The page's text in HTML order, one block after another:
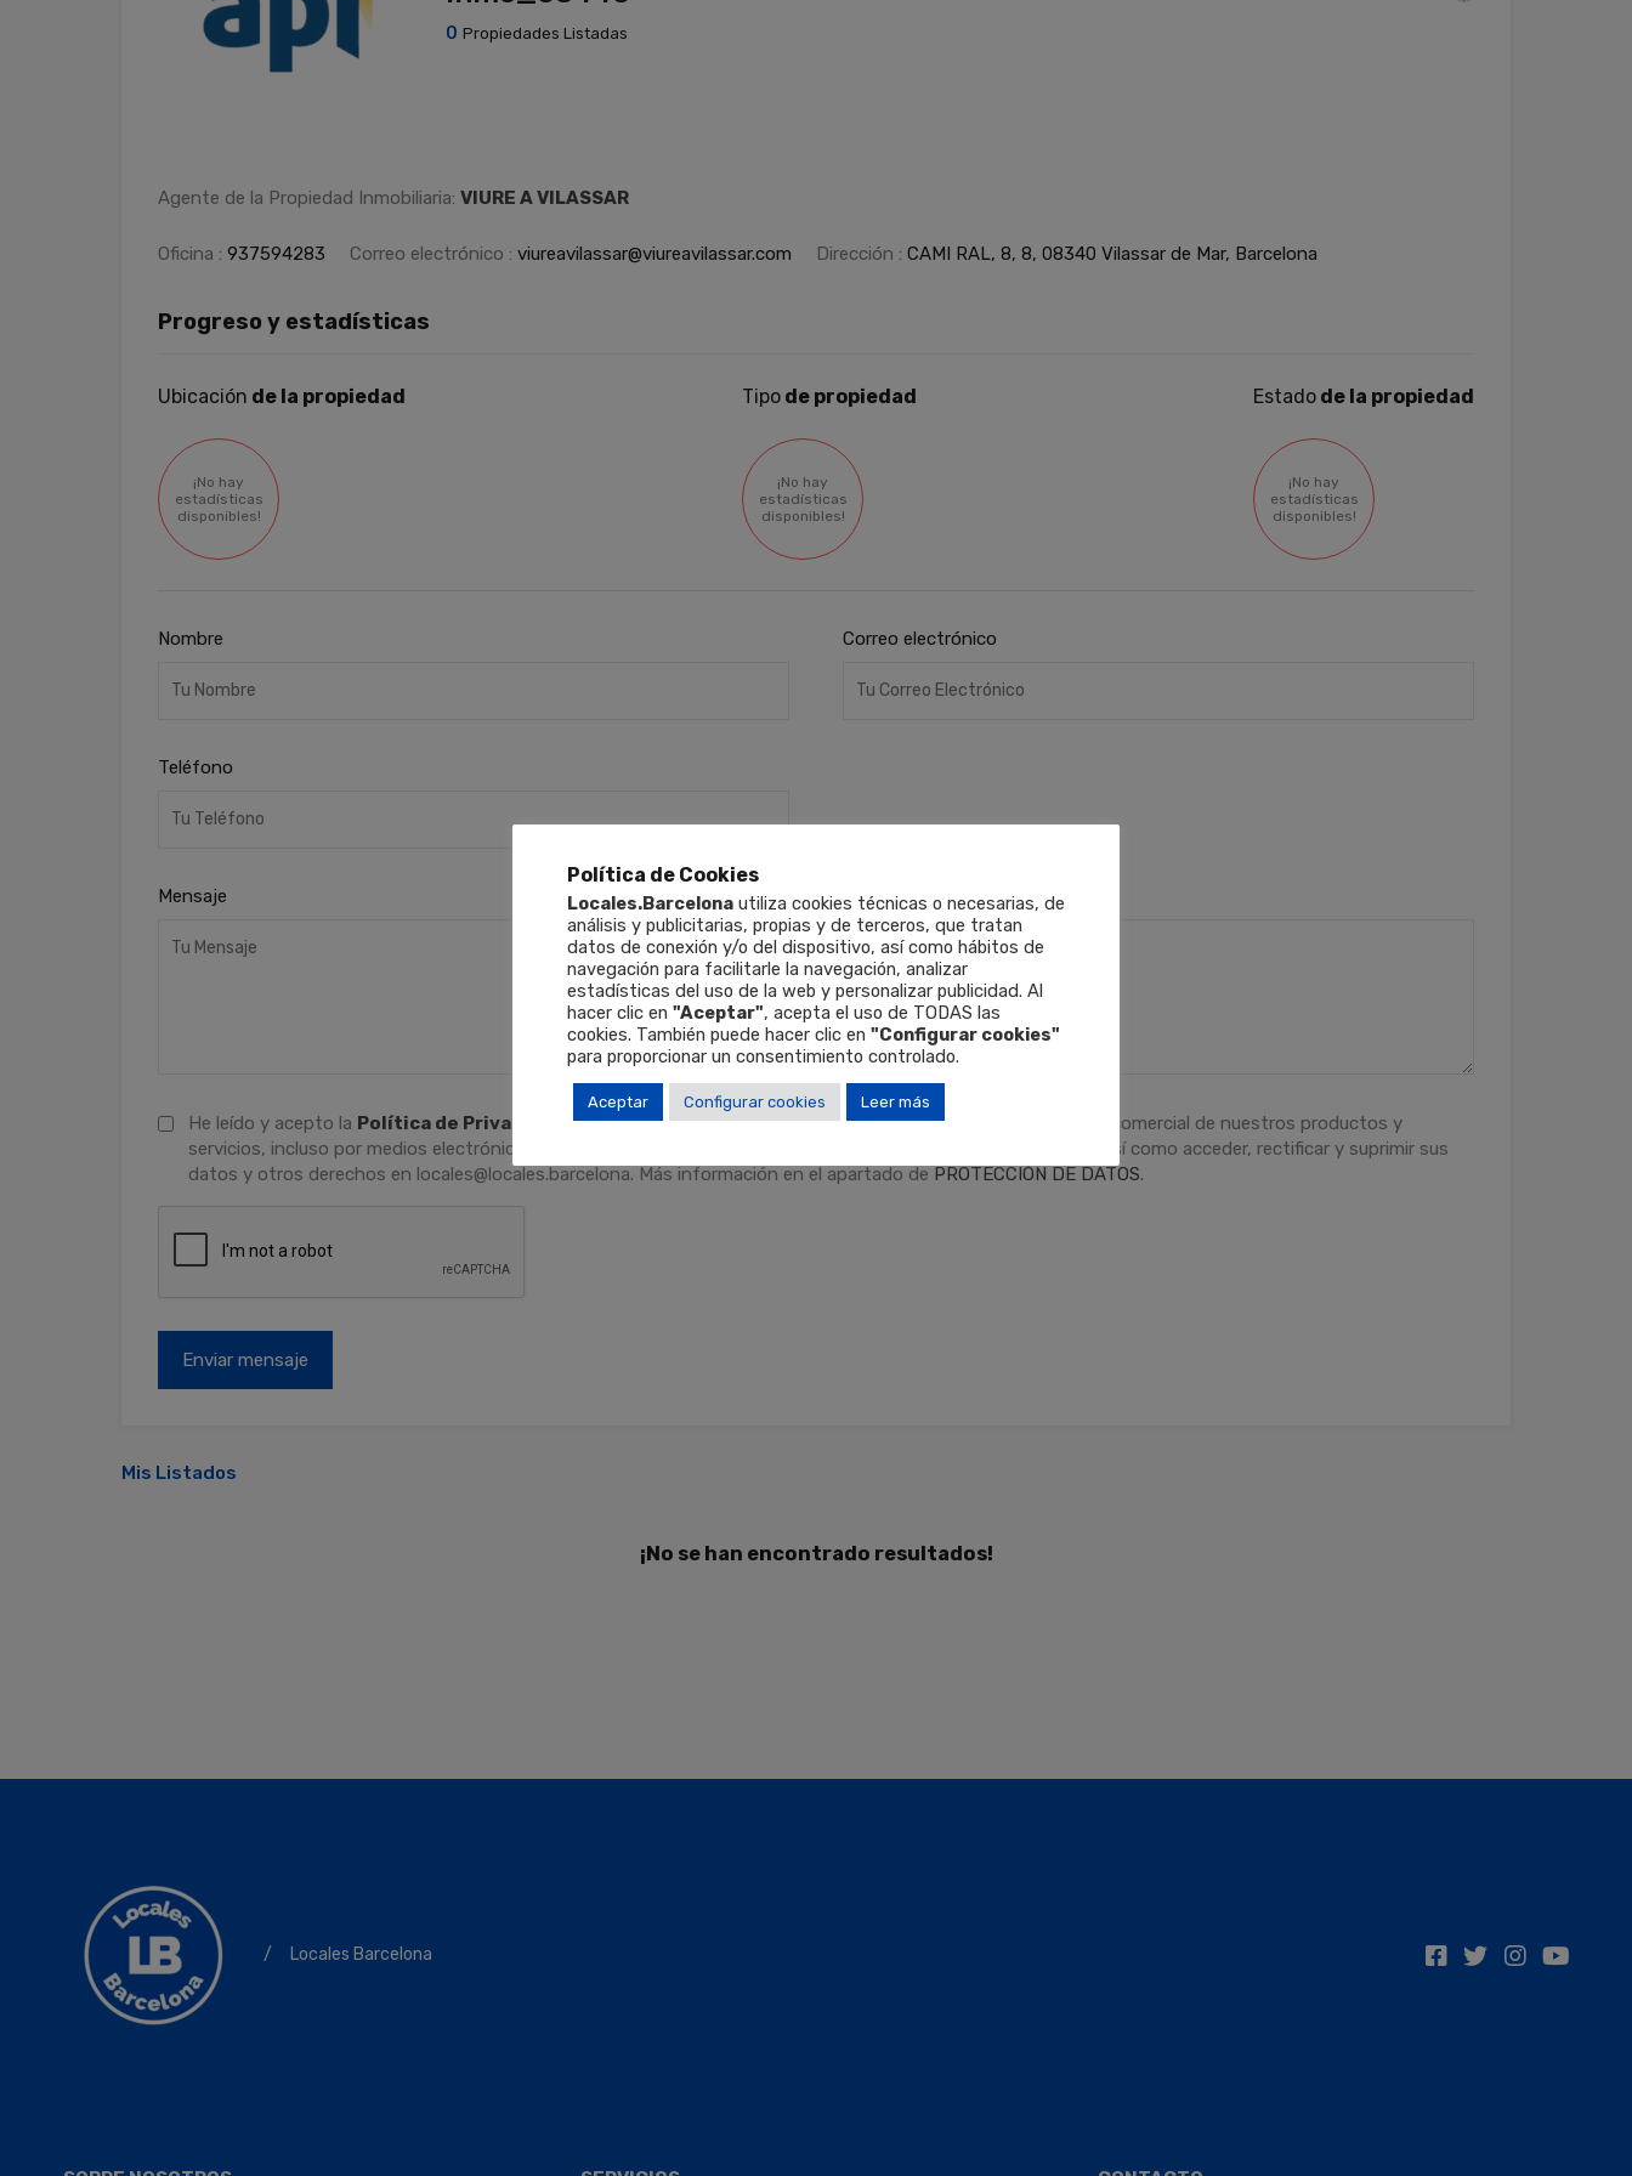
0 Propiedades Listadas
Agente de la Propiedad Inmobiliaria: VIURE A VILASSAR
Oficina : 937594283 Correo electrónico : viureavilassar@viureavilassar.com Dirección : CAMI RAL, 8, 8, 08340 Vilassar de Mar, Barcelona
Progreso y estadísticas
Ubicación de la propiedad
¡No hay
estadísticas
disponibles!
Tipo de propiedad
¡No hay
estadísticas
disponibles!
Estado de la propiedad
¡No hay
estadísticas
disponibles!
Nombre Correo electrónico
Teléfono
Mensaje
He leído y acepto la Política de Privacidad Finalidades: Responder a sus solicitudes y remitirle información comercial de nuestros productos y
servicios, incluso por medios electrónicos.
: Puede retirar su consentimiento en cualquier momento, así como acceder, rectificar y suprimir sus
datos y otros derechos en locales@locales.barcelona. Más información en el apartado de PROTECCIÓN DE DATOS.
Mis Listados
¡No se han encontrado resultados!
/ Locales Barcelona
Política de Cookies
Locales.Barcelona utiliza cookies técnicas o necesarias, de
análisis y publicitarias, propias y de terceros, que tratan
datos de conexión y/o del dispositivo, así como hábitos de
navegación para facilitarle la navegación, analizar
estadísticas del uso de la web y personalizar publicidad. Al
hacer clic en "Aceptar", acepta el uso de TODAS las
cookies. También puede hacer clic en "Configurar cookies"
para proporcionar un consentimiento controlado.
Aceptar Configurar cookies Leer más